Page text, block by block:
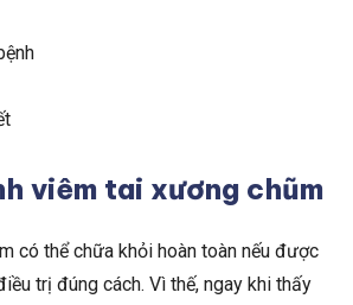
viêm tai xương chũm
có thể chữa khỏi hoàn toàn nếu được
trị đúng cách. Vì thế, ngay khi thấy